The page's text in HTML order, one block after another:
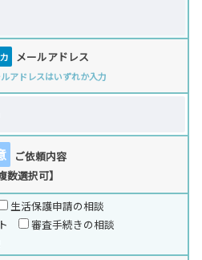
メールアドレス
アドレスはいずれか入力
ご依頼内容
数選択可】
生活保護申請の相談
審査手続きの相談